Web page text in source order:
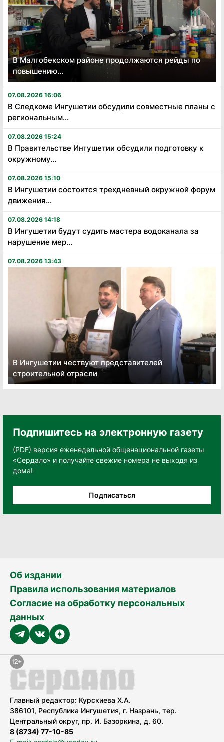
В Малгобекском районе продолжаются рейды по
повышению...
07.08.2026 16:06
В Следкоме Ингушетии обсудили совместные планы с
региональным...
07.08.2026 15:24
В Правительстве Ингушетии обсудили подготовку к
окружному...
07.08.2026 15:10
В Ингушетии состоится трехдневный окружной форум
движения...
07.08.2026 14:18
В Ингушетии будут судить мастера водоканала за
нарушение мер...
07.08.2026 13:43
В Ингушетии чествуют представителей
строительной отрасли
Подпишитесь на электронную газету
(PDF) версия еженедельной общенациональной газеты
«Сердало» и получайте свежие номера не выходя из
дома!
Подписаться
Об издании
Правила использования материалов
Согласие на обработку персональных
данных
Главный редактор: Курскиева Х.А.
386101, Республика Ингушетия, г. Назрань, тер.
Центральный округ, пр. И. Базоркина, д. 60.
8 (8734) 77-10-85